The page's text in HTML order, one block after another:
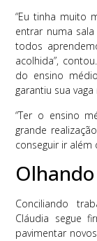
“Eu tinha muito
entrar numa
todos
acolhida”,
do ensino
garantiu sua vaga
“Ter o ensino
grande
conseguir ir
Conciliando
Cláudia segue
pavimentar